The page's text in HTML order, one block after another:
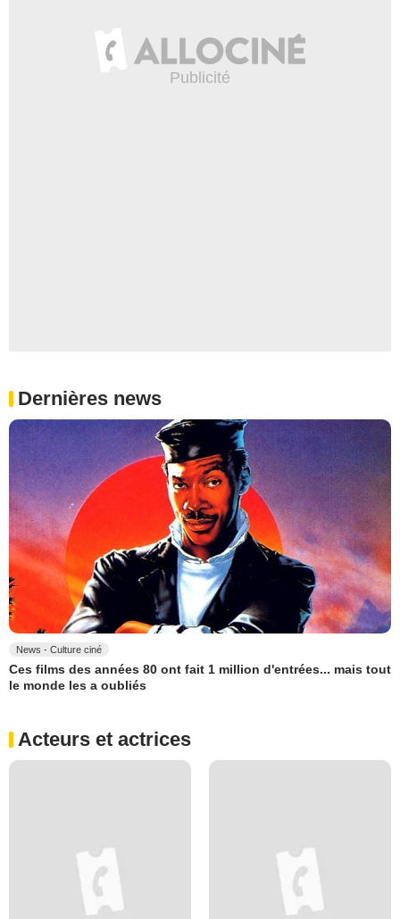
Dernières news
News - Culture ciné
Ces films des années 80 ont fait 1 million d'entrées... mais tout
le monde les a oubliés
Acteurs et actrices